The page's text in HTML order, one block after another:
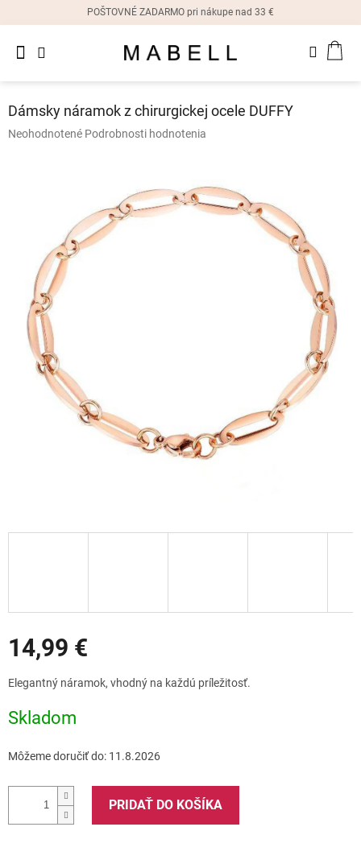
POŠTOVNÉ ZADARMO pri nákupe nad 33 €
Dámske
náušnice
náhrdelníky
Dámske
hodinky
Ostatné
Zľavy
Dámsky náramok z chirurgickej ocele DUFFY
Priemerné
hviezdičiek.
Neohodnotené Podrobnosti hodnotenia
14,99 €
cena:
Elegantný náramok, vhodný na každú príležitosť.
Skladom
Môžeme doručiť do: 11.8.2026
PRIDAŤ DO KOŠÍKA